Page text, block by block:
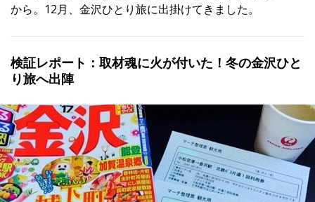
から。12月、金沢ひとり旅に出掛けてきました。
検証レポート：取材魂に火が付いた！冬の金沢ひと
り旅へ出陣